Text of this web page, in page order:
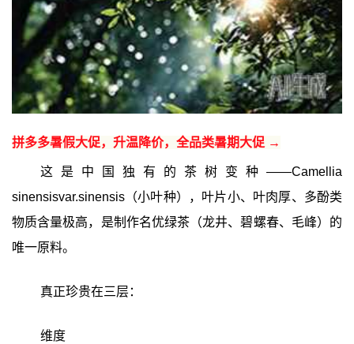
拼多多暑假大促，升温降价，全品类暑期大促 →
这是中国独有的茶树变种——Camellia
sinensisvar.sinensis（小叶种），叶片小、叶肉厚、多酚类
物质含量极高，是制作名优绿茶（龙井、碧螺春、毛峰）的
唯一原料。
真正珍贵在三层：
维度